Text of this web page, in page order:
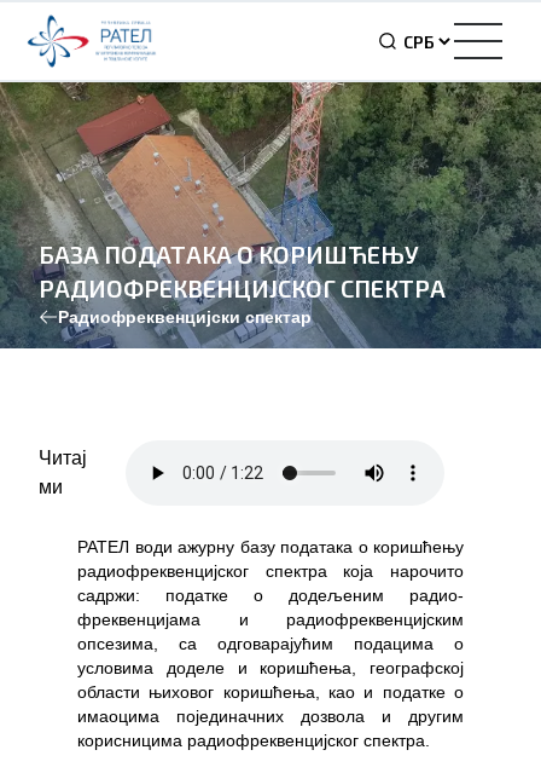
БАЗА ПОДАТАКА О КОРИШЋЕЊУ
РАДИОФРЕКВЕНЦИЈСКОГ СПЕКТРА
Радиофреквенцијски спектар
Читај
ми
РАТЕЛ води ажурну базу података о коришћењу
радиофреквенцијског спектра која нарочито
садржи: податке о додељеним радио-
фреквенцијама и радиофреквенцијским
опсезима, са одговарајућим подацима о
условима доделе и коришћења, географској
области њиховог коришћења, као и податке о
имаоцима појединачних дозвола и другим
корисницима радиофреквенцијског спектра.